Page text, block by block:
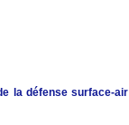
la défense surface-air